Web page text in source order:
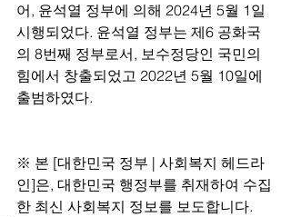
어, 윤석열 정부에 의해 2024년 5월 1일
시행되었다. 윤석열 정부는 제6 공화국
의 8번째 정부로서, 보수정당인 국민의
힘에서 창출되었고 2022년 5월 10일에
출범하였다.
※ 본 [대한민국 정부 | 사회복지 헤드라
인]은, 대한민국 행정부를 취재하여 수집
한 최신 사회복지 정보를 보도합니다.